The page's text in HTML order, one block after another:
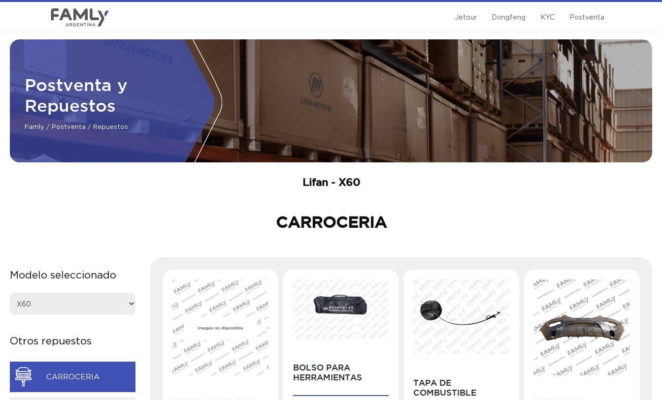
Jetour Dongfeng KYC Postventa
Postventa y
Repuestos
Famly / Postventa / Repuestos
Lifan - X60
CARROCERIA
Modelo seleccionado
Otros repuestos
CARROCERIA
BOLSO PARA
HERRAMIENTAS
TAPA DE
COMBUSTIBLE